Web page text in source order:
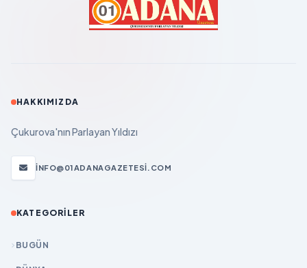
HAKKIMIZDA
Çukurova'nın Parlayan Yıldızı
INFO@01ADANAGAZETESI.COM
KATEGORILER
BUGÜN